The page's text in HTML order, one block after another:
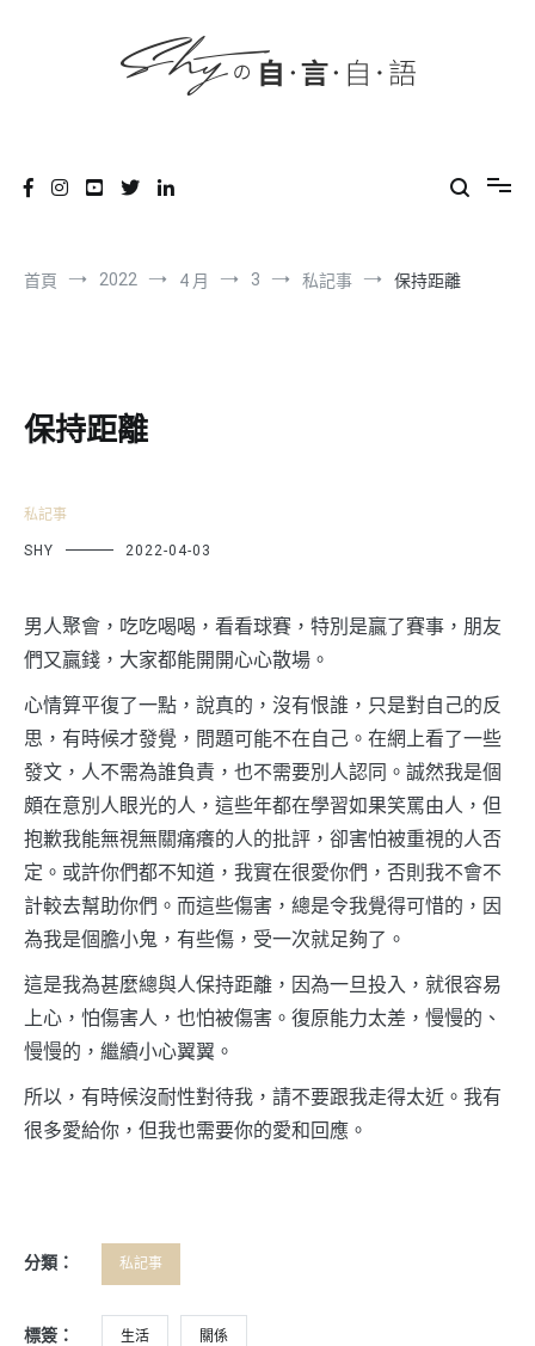
首頁 2022 4 月 3 私記事 保持距離
保持距離
私記事
SHY 2022-04-03
男人聚會，吃吃喝喝，看看球賽，特別是贏了賽事，朋友
們又贏錢，大家都能開開心心散場。
心情算平復了一點，說真的，沒有恨誰，只是對自己的反
思，有時候才發覺，問題可能不在自己。在網上看了一些
發文，人不需為誰負責，也不需要別人認同。誠然我是個
頗在意別人眼光的人，這些年都在學習如果笑罵由人，但
抱歉我能無視無關痛癢的人的批評，卻害怕被重視的人否
定。或許你們都不知道，我實在很愛你們，否則我不會不
計較去幫助你們。而這些傷害，總是令我覺得可惜的，因
為我是個膽小鬼，有些傷，受一次就足夠了。
這是我為甚麼總與人保持距離，因為一旦投入，就很容易
上心，怕傷害人，也怕被傷害。復原能力太差，慢慢的、
慢慢的，繼續小心翼翼。
所以，有時候沒耐性對待我，請不要跟我走得太近。我有
很多愛給你，但我也需要你的愛和回應。
分類： 私記事
標簽： 生活 關係